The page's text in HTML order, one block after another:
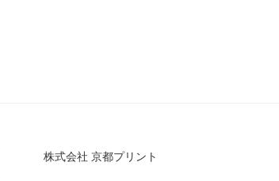
株式会社 京都プリント